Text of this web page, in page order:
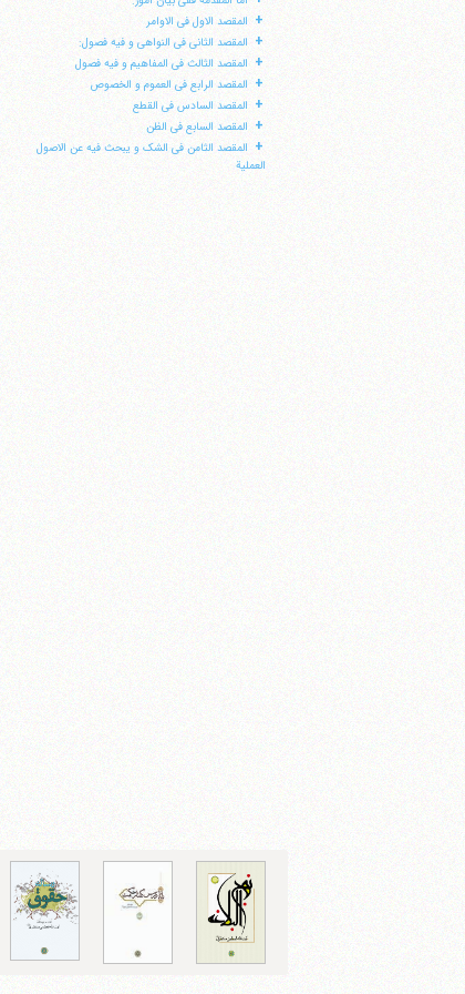
+ المقصد الاول فی الاوامر
+ المقصد الثانی فی النواهی و فیه فصول:
+ المقصد الثالث فی المفاهیم و فیه فصول
+ المقصد الرابع فی العموم و الخصوص
+ المقصد السادس فی القطع
+ المقصد السابع فی الظن
+ المقصد الثامن فی الشک و یبحث فیه عن الاصول
العملیة